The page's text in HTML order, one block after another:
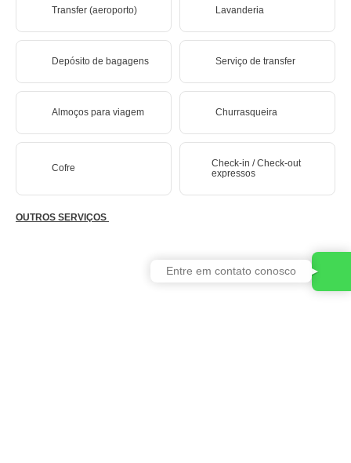
Transfer (aeroporto) Lavanderia
Depósito de bagagens Serviço de transfer
Almoços para viagem Churrasqueira
Cofre
Check-in / Check-out
expressos
OUTROS SERVIÇOS
Entre em contato conosco